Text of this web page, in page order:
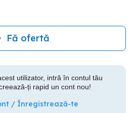
Fă ofertă
utilizator, intră în contul tău
ți rapid un cont nou!
/ Înregistrează-te